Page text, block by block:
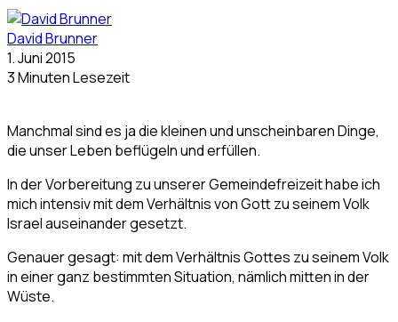
David Brunner
1. Juni 2015
3 Minuten Lesezeit
Manchmal sind es ja die kleinen und unscheinbaren Dinge,
die unser Leben beflügeln und erfüllen.
In der Vorbereitung zu unserer Gemeindefreizeit habe ich
mich intensiv mit dem Verhältnis von Gott zu seinem Volk
Israel auseinander gesetzt.
Genauer gesagt: mit dem Verhältnis Gottes zu seinem Volk
in einer ganz bestimmten Situation, nämlich mitten in der
Wüste.